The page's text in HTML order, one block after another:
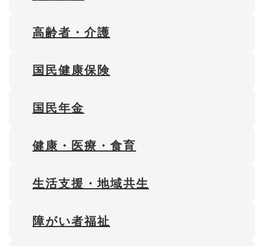
高齢者・介護
国民健康保険
国民年金
健康・医療・食育
生活支援・地域共生
障がい者福祉